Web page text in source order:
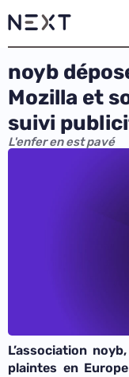
noyb
Mozilla et
suivi
L'enfer en est pavé
L’association
plaintes en